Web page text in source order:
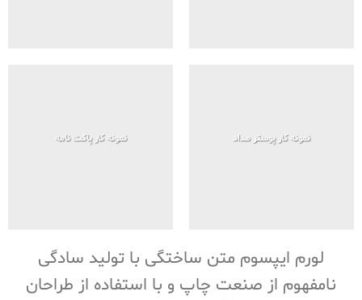
نمونه کار پوستر مداد نمونه کار پاکت نامه
لورم ایپسوم متن ساختگی با تولید سادگی
نامفهوم از صنعت چاپ و با استفاده از طراحان